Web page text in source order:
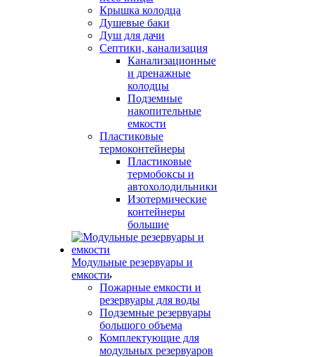
Крышка колодца
Душевые баки
Душ для дачи
Септики, канализация
Канализационные
и дренажные
колодцы
Подземные
накопительные
емкости
Пластиковые
термоконтейнеры
Пластиковые
термобоксы и
автохолодильники
Изотермические
контейнеры
большие
Модульные резервуары и
емкости
Пожарные емкости и
резервуары для воды
Подземные резервуары
большого объема
Комплектующие для
модульных резервуаров